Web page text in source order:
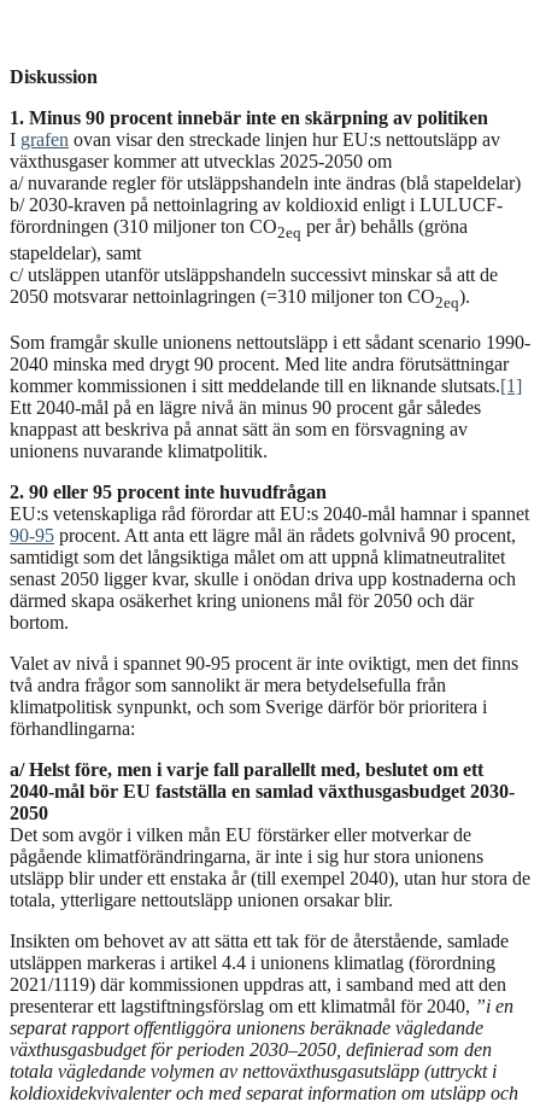
Diskussion
1. Minus 90 procent innebär inte en skärpning av politiken
I grafen ovan visar den streckade linjen hur EU:s nettoutsläpp av
växthusgaser kommer att utvecklas 2025-2050 om
a/ nuvarande regler för utsläppshandeln inte ändras (blå stapeldelar)
b/ 2030-kraven på nettoinlagring av koldioxid enligt i LULUCF-
förordningen (310 miljoner ton CO2eq per år) behålls (gröna
stapeldelar), samt
c/ utsläppen utanför utsläppshandeln successivt minskar så att de
2050 motsvarar nettoinlagringen (=310 miljoner ton CO2eq).
Som framgår skulle unionens nettoutsläpp i ett sådant scenario 1990-
2040 minska med drygt 90 procent. Med lite andra förutsättningar
kommer kommissionen i sitt meddelande till en liknande slutsats.[1]
Ett 2040-mål på en lägre nivå än minus 90 procent går således
knappast att beskriva på annat sätt än som en försvagning av
unionens nuvarande klimatpolitik.
2. 90 eller 95 procent inte huvudfrågan
EU:s vetenskapliga råd förordar att EU:s 2040-mål hamnar i spannet
90-95 procent. Att anta ett lägre mål än rådets golvnivå 90 procent,
samtidigt som det långsiktiga målet om att uppnå klimatneutralitet
senast 2050 ligger kvar, skulle i onödan driva upp kostnaderna och
därmed skapa osäkerhet kring unionens mål för 2050 och där
bortom.
Valet av nivå i spannet 90-95 procent är inte oviktigt, men det finns
två andra frågor som sannolikt är mera betydelsefulla från
klimatpolitisk synpunkt, och som Sverige därför bör prioritera i
förhandlingarna:
a/ Helst före, men i varje fall parallellt med, beslutet om ett
2040-mål bör EU fastställa en samlad växthusgasbudget 2030-
2050
Det som avgör i vilken mån EU förstärker eller motverkar de
pågående klimatförändringarna, är inte i sig hur stora unionens
utsläpp blir under ett enstaka år (till exempel 2040), utan hur stora de
totala, ytterligare nettoutsläpp unionen orsakar blir.
Insikten om behovet av att sätta ett tak för de återstående, samlade
utsläppen markeras i artikel 4.4 i unionens klimatlag (förordning
2021/1119) där kommissionen uppdras att, i samband med att den
presenterar ett lagstiftningsförslag om ett klimatmål för 2040, ”i en
separat rapport offentliggöra unionens beräknade vägledande
växthusgasbudget för perioden 2030–2050, definierad som den
totala vägledande volymen av nettoväxthusgasutsläpp (uttryckt i
koldioxidekvivalenter och med separat information om utsläpp och